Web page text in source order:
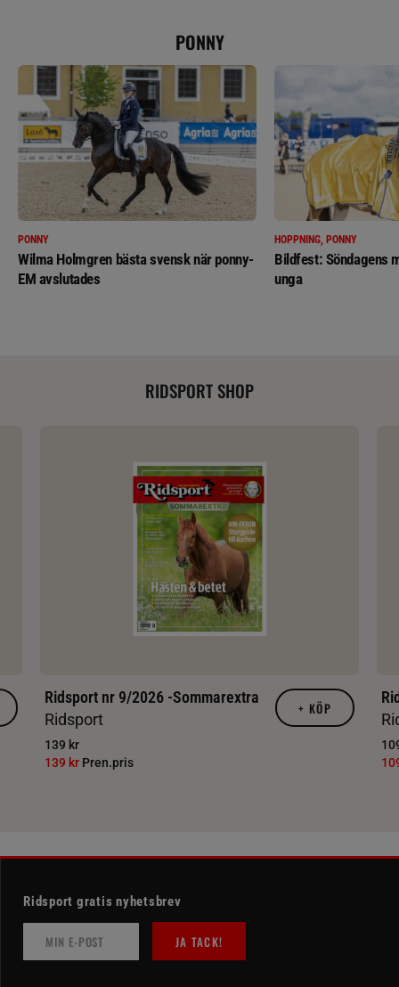
PONNY
PONNY
Wilma Holmgren bästa svensk när ponny-
EM avslutades
HOPPNING, PONNY
Bildfest: Söndagens
unga
RIDSPORT SHOP
Ridsport nr 9/2026 -Sommarextra
Ridsport
139 kr
139 kr Pren.pris
+ KÖP
Ridsport gratis nyhetsbrev
JA TACK!